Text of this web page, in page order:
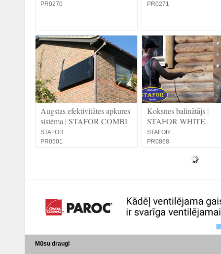
PR0270
PR0271
Augstas efektivitātes apkures
sistēma | STAFOR COMBI
STAFOR
PR0501
Koksnes balinātājs |
STAFOR WHITE
STAFOR
PR0868
Mūsu draugi